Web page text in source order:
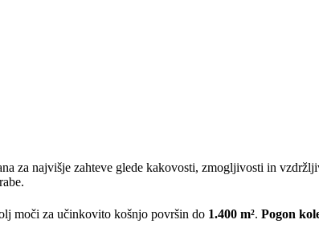
za najvišje zahteve glede kakovosti, zmogljivosti in
moči za učinkovito košnjo površin do 1.400 m². Pogon